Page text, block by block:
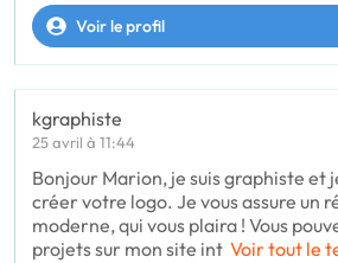
Voir le profil
kgraphiste
25 avril à 11:44
Bonjour Marion, je suis graphiste et
créer votre logo. Je vous assure un
moderne, qui vous plaira ! Vous
projets sur mon site int Voir tout le